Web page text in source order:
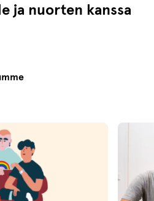
ja nuorten kanssa